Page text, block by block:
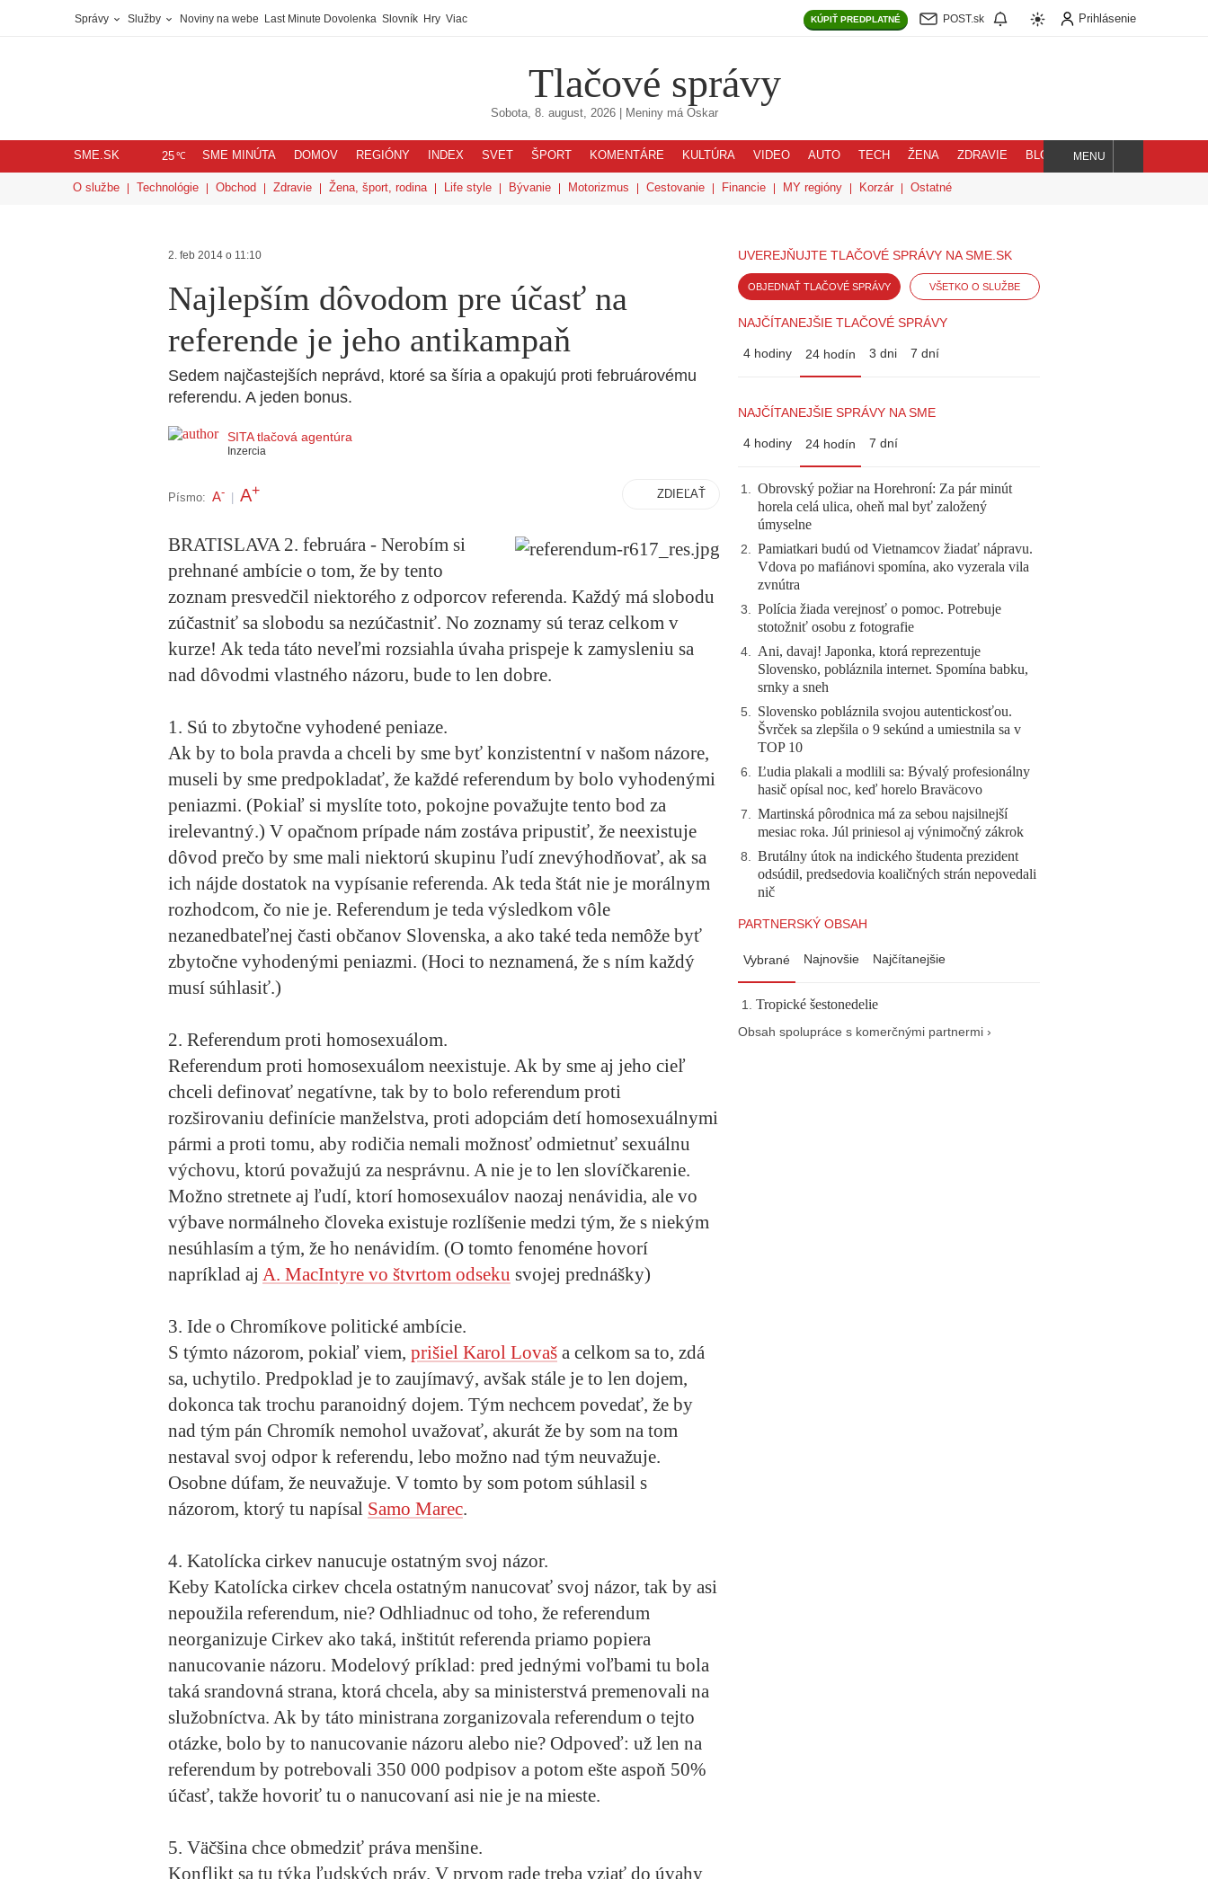
Správy Služby Noviny na webe Last Minute Dovolenka Slovník Hry Viac KÚPIŤ PREDPLATNÉ POST.sk Prihlásenie
Tlačové správy
Sobota, 8. august, 2026| Meniny má Oskar
SME.SK 25℃ SME MINÚTA DOMOV REGIÓNY INDEX SVET ŠPORT KOMENTÁRE KULTÚRA VIDEO AUTO TECH ŽENA ZDRAVIE BLOG
Hľadaj
MENU
O službe Technológie Obchod Zdravie Žena, šport, rodina Life style Bývanie Motorizmus Cestovanie Financie MY regióny Korzár Ostatné
2. feb 2014 o 11:10
Najlepším dôvodom pre účasť na
referende je jeho antikampaň
Sedem najčastejších neprávd, ktoré sa šíria a opakujú proti februárovému
referendu. A jeden bonus.
SITA tlačová agentúra
Inzercia
Písmo: A- A+ ZDIEĽAŤ
BRATISLAVA 2. februára - Nerobím si
prehnané ambície o tom, že by tento
zoznam presvedčil niektorého z odporcov referenda. Každý má slobodu
zúčastniť sa slobodu sa nezúčastniť. No zoznamy sú teraz celkom v
kurze! Ak teda táto neveľmi rozsiahla úvaha prispeje k zamysleniu sa
nad dôvodmi vlastného názoru, bude to len dobre.
1. Sú to zbytočne vyhodené peniaze.
Ak by to bola pravda a chceli by sme byť konzistentní v našom názore,
museli by sme predpokladať, že každé referendum by bolo vyhodenými
peniazmi. (Pokiaľ si myslíte toto, pokojne považujte tento bod za
irelevantný.) V opačnom prípade nám zostáva pripustiť, že neexistuje
dôvod prečo by sme mali niektorú skupinu ľudí znevýhodňovať, ak sa
ich nájde dostatok na vypísanie referenda. Ak teda štát nie je morálnym
rozhodcom, čo nie je. Referendum je teda výsledkom vôle
nezanedbateľnej časti občanov Slovenska, a ako také teda nemôže byť
zbytočne vyhodenými peniazmi. (Hoci to neznamená, že s ním každý
musí súhlasiť.)
2. Referendum proti homosexuálom.
Referendum proti homosexuálom neexistuje. Ak by sme aj jeho cieľ
chceli definovať negatívne, tak by to bolo referendum proti
rozširovaniu definície manželstva, proti adopciám detí homosexuálnymi
pármi a proti tomu, aby rodičia nemali možnosť odmietnuť sexuálnu
výchovu, ktorú považujú za nesprávnu. A nie je to len slovíčkarenie.
Možno stretnete aj ľudí, ktorí homosexuálov naozaj nenávidia, ale vo
výbave normálneho človeka existuje rozlíšenie medzi tým, že s niekým
nesúhlasím a tým, že ho nenávidím. (O tomto fenoméne hovorí
napríklad aj A. MacIntyre vo štvrtom odseku svojej prednášky)
3. Ide o Chromíkove politické ambície.
S týmto názorom, pokiaľ viem, prišiel Karol Lovaš a celkom sa to, zdá
sa, uchytilo. Predpoklad je to zaujímavý, avšak stále je to len dojem,
dokonca tak trochu paranoidný dojem. Tým nechcem povedať, že by
nad tým pán Chromík nemohol uvažovať, akurát že by som na tom
nestaval svoj odpor k referendu, lebo možno nad tým neuvažuje.
Osobne dúfam, že neuvažuje. V tomto by som potom súhlasil s
názorom, ktorý tu napísal Samo Marec.
4. Katolícka cirkev nanucuje ostatným svoj názor.
Keby Katolícka cirkev chcela ostatným nanucovať svoj názor, tak by asi
nepoužila referendum, nie? Odhliadnuc od toho, že referendum
neorganizuje Cirkev ako taká, inštitút referenda priamo popiera
nanucovanie názoru. Modelový príklad: pred jednými voľbami tu bola
taká srandovná strana, ktorá chcela, aby sa ministerstvá premenovali na
služobníctva. Ak by táto ministrana zorganizovala referendum o tejto
otázke, bolo by to nanucovanie názoru alebo nie? Odpoveď: už len na
referendum by potrebovali 350 000 podpisov a potom ešte aspoň 50%
účasť, takže hovoriť tu o nanucovaní asi nie je na mieste.
5. Väčšina chce obmedziť práva menšine.
Konflikt sa tu týka ľudských práv. V prvom rade treba vziať do úvahy
UVEREJŇUJTE TLAČOVÉ SPRÁVY NA SME.SK
OBJEDNAŤ TLAČOVÉ SPRÁVY VŠETKO O SLUŽBE
NAJČÍTANEJŠIE TLAČOVÉ SPRÁVY
4 hodiny 24 hodín 3 dni 7 dní
NAJČÍTANEJŠIE SPRÁVY NA SME
4 hodiny 24 hodín 7 dní
1. Obrovský požiar na Horehroní: Za pár minút
horela celá ulica, oheň mal byť založený
úmyselne
2. Pamiatkari budú od Vietnamcov žiadať nápravu.
Vdova po mafiánovi spomína, ako vyzerala vila
zvnútra
3. Polícia žiada verejnosť o pomoc. Potrebuje
stotožniť osobu z fotografie
4. Ani, davaj! Japonka, ktorá reprezentuje
Slovensko, pobláznila internet. Spomína babku,
srnky a sneh
5. Slovensko pobláznila svojou autentickosťou.
Švrček sa zlepšila o 9 sekúnd a umiestnila sa v
TOP 10
6. Ľudia plakali a modlili sa: Bývalý profesionálny
hasič opísal noc, keď horelo Braväcovo
7. Martinská pôrodnica má za sebou najsilnejší
mesiac roka. Júl priniesol aj výnimočný zákrok
8. Brutálny útok na indického študenta prezident
odsúdil, predsedovia koaličných strán nepovedali
nič
PARTNERSKÝ OBSAH
Vybrané Najnovšie Najčítanejšie
Tropické šestonedelie
Obsah spolupráce s komerčnými partnermi ›